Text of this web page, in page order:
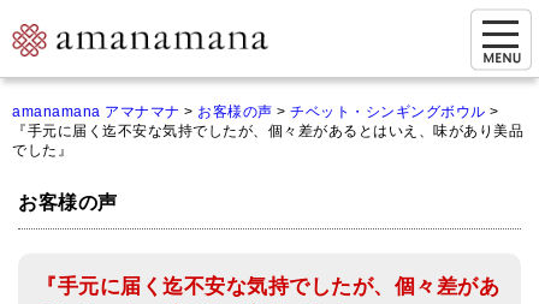
マイページ
ご来店予約（実店舗）
オンライン相談&購入
amanamana アマナマナ > お客様の声 > チベット・シンギングボウル >
『手元に届く迄不安な気持でしたが、個々差があるとはいえ、味があり美品
でした』
お客様の声
『手元に届く迄不安な気持でしたが、個々差があ